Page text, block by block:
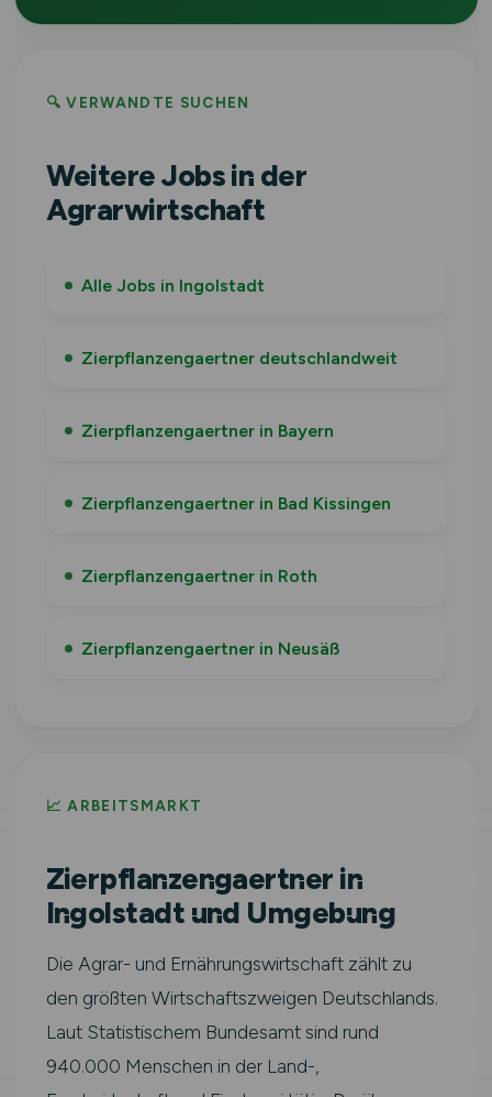
🔍 VERWANDTE SUCHEN
Weitere Jobs in der
Agrarwirtschaft
Alle Jobs in Ingolstadt
Zierpflanzengaertner deutschlandweit
Zierpflanzengaertner in Bayern
Zierpflanzengaertner in Bad Kissingen
Zierpflanzengaertner in Roth
Zierpflanzengaertner in Neusäß
📈 ARBEITSMARKT
Zierpflanzengaertner in
Ingolstadt und Umgebung
Die Agrar- und Ernährungswirtschaft zählt zu
den größten Wirtschaftszweigen Deutschlands.
Laut Statistischem Bundesamt sind rund
940.000 Menschen in der Land-,